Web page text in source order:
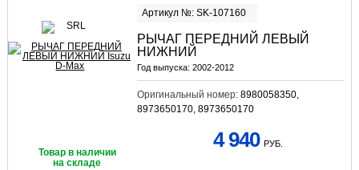
Артикул №: SK-107160
РЫЧАГ ПЕРЕДНИЙ ЛЕВЫЙ
НИЖНИЙ
Год выпуска: 2002-2012
Оригинальный номер: 8980058350,
8973650170, 8973650170
Товар в наличии
на складе
4 940 РУБ.